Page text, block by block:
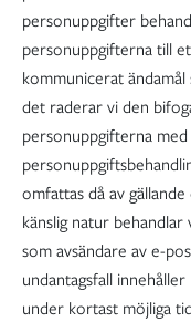
personuppgifter
personuppgifterna till
kommunicerat
det raderar vi den
personuppgifterna
omfattas då av
känslig natur
som avsändare av e-
undantagsfall
under kortast möjliga